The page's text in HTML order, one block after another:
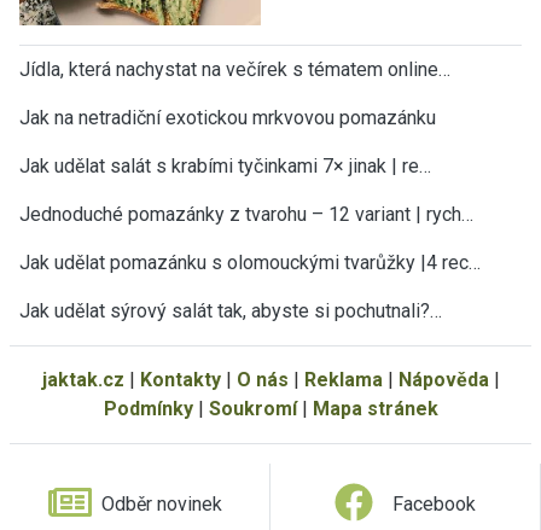
Jídla, která nachystat na večírek s tématem online…
Jak na netradiční exotickou mrkvovou pomazánku
Jak udělat salát s krabími tyčinkami 7× jinak | re…
Jednoduché pomazánky z tvarohu – 12 variant | rych…
Jak udělat pomazánku s olomouckými tvarůžky |4 rec…
Jak udělat sýrový salát tak, abyste si pochutnali?…
jaktak.cz Kontakty| O nás Reklama| Nápověda|
Podmínky| Soukromí| Mapa stránek
Odběr novinek Facebook